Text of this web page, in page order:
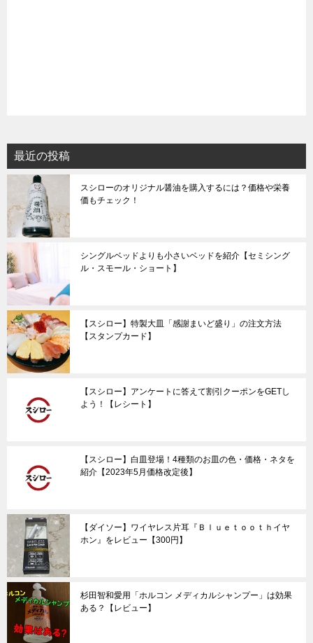
最近の投稿
スシローのオリジナル醤油を購入するには？価格や栄養
価もチェック！
シングルベッドよりも小さいベッドを紹介【セミシング
ル・スモール・ショート】
【スシロー】特製大皿「感謝まいど盛り」の注文方法
【スタンプカード】
【スシロー】アンケートに答えて割引クーポンをGETし
よう！【レシート】
【スシロー】白皿登場！4種類のお皿の色・価格・ネタを
紹介【2023年5月価格改定後】
【ダイソー】ワイヤレス片耳『Ｂｌｕｅｔｏｏｔｈイヤ
ホン』をレビュー【300円】
杉田智和愛用「ホルコン メディカルシャンプー」は効果
ある？【レビュー】